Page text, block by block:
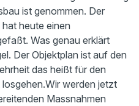
ist genommen. Der
heute einen
Was genau erklärt
Der Objektplan ist auf den
das heißt für den
werden jetzt
Massnahmen